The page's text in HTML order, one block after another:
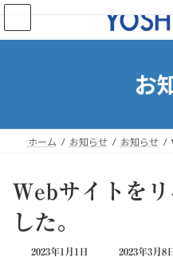
コ
テ
ナ
ゲ
お
ホーム お知らせ お知らせ
Webサイトを
した。
2023年1月1日
最
2023年3月8